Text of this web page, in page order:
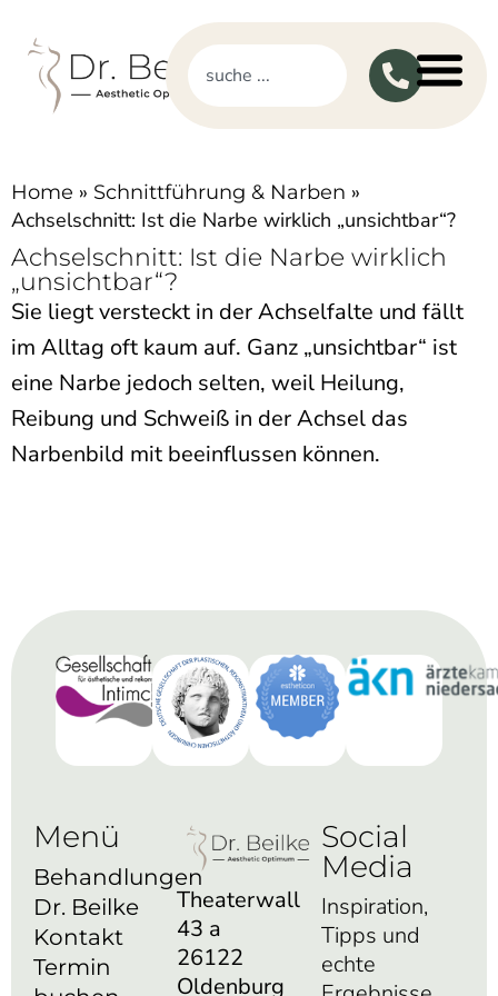
Home » Schnittführung & Narben »
Achselschnitt: Ist die Narbe wirklich „unsichtbar“?
Achselschnitt: Ist die Narbe wirklich
„unsichtbar“?
Sie liegt versteckt in der Achselfalte und fällt
im Alltag oft kaum auf. Ganz „unsichtbar“ ist
eine Narbe jedoch selten, weil Heilung,
Reibung und Schweiß in der Achsel das
Narbenbild mit beeinflussen können.
Menü
Behandlungen
Dr. Beilke
Kontakt
Termin
Theaterwall
43 a
26122
Oldenburg
Social
Media
Inspiration,
Tipps und
echte